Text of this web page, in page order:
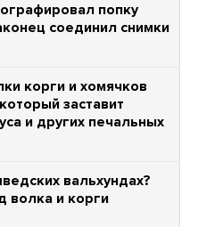
попку
соединил снимки
корги и хомячков
заставит
и других печальных
вальхундах?
волка и корги